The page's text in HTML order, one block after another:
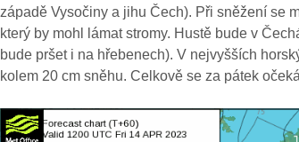
západě Vysočiny a jihu Čech). Při sněžení se
který by mohl lámat stromy. Hustě bude v
bude pršet i na hřebenech). V nejvyšších
kolem 20 cm sněhu. Celkově se za pátek